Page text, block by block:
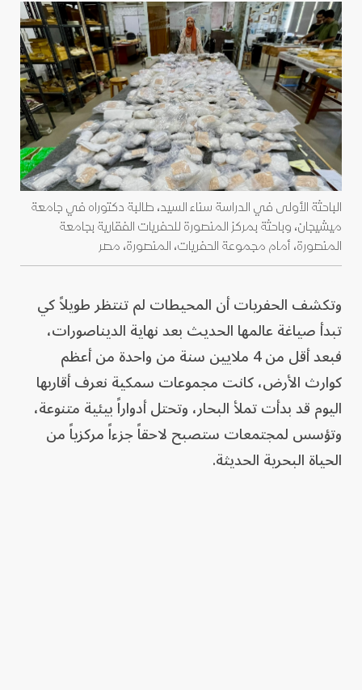
الباحثة الأولى في الدراسة سناء السيد، طالبة دكتوراه في جامعة
ميشيجان، وباحثة بمركز المنصورة للحفريات الفقارية بجامعة
المنصورة، أمام مجموعة الحفريات، المنصورة، مصر
وتكشف الحفريات أن المحيطات لم تنتظر طويلاً كي
تبدأ صياغة عالمها الحديث بعد نهاية الديناصورات،
فبعد أقل من 4 ملايين سنة من واحدة من أعظم
كوارث الأرض، كانت مجموعات سمكية نعرف أقاربها
اليوم قد بدأت تملأ البحار، وتحتل أدواراً بيئية متنوعة،
وتؤسس لمجتمعات ستصبح لاحقاً جزءاً مركزياً من
الحياة البحرية الحديثة.